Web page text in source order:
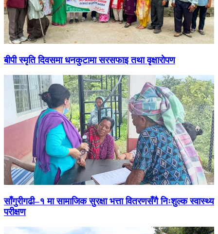
बीपी स्मृति दिवसमा धनकुटामा सरसफाइ तथा वृक्षारोपण
साँगुरीगढी–१ मा सामाजिक सुरक्षा भत्ता वितरणसँगै निःशुल्क स्वास्थ्य
परीक्षण